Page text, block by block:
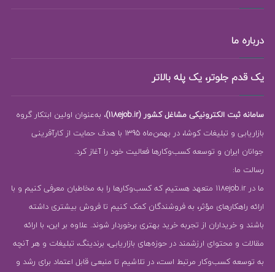
درباره ما
یک قدم جلوتر، یک پله بالاتر
سامانه ثبت الکترونیکی مشاغل کشور (118ejob.ir)
، به‌عنوان اولین ابتکار گروه
بازاریابی و تبلیغات کوشا، در بهمن‌ماه 1395 با هدف حمایت از کارآفرینی
جوانان ایران و توسعه کسب‌وکارها فعالیت خود را آغاز کرد.
رسالت ما:
ما در 118ejob.ir متعهد هستیم که کسب‌وکارها را به مخاطبان معرفی کنیم و با
ارائه راهکارهای مؤثر، به فروشندگان کمک کنیم تا فروش بیشتری داشته
باشند و خریداران از تجربه خرید بهتری برخوردار شوند. علاوه بر این، با ارائه
مقالات و محتوای ارزشمند در حوزه‌های بازاریابی، برندینگ، تبلیغات و هر آنچه
به توسعه کسب‌وکار مرتبط است، در تلاشیم تا منبعی قابل اعتماد برای رشد و